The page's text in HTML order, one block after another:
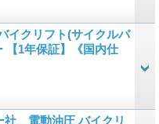
イクリフト(サイクルバ
【1年保証】《国内仕
社 電動油圧 バイクリ